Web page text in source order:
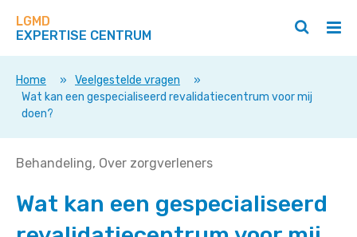
direct
op
deze
LGMD
EXPERTISE CENTRUM
/
Zoeken
/
Home » Veelgestelde vragen
»
Wat kan een gespecialiseerd revalidatiecentrum voor mij
doen?
Wat
een
Behandeling Over zorgverleners
Wat kan een gespecialiseerd